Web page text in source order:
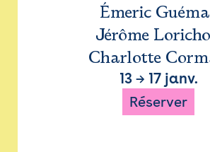
Émeric
Jérôme
Charlotte
13→ 17 janv.
Réserver